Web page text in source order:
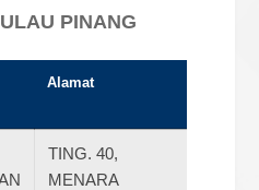
PINANG
Alamat
TING. 40,
MENARA